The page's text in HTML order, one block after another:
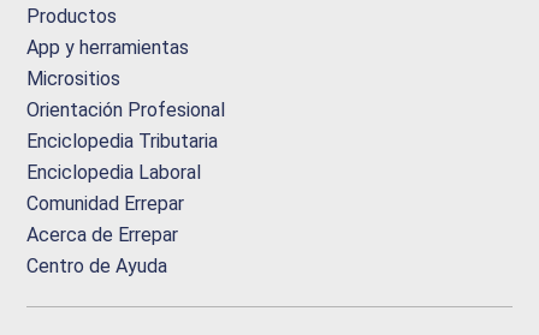
Productos
App y herramientas
Micrositios
Orientación Profesional
Enciclopedia Tributaria
Enciclopedia Laboral
Comunidad Errepar
Acerca de Errepar
Centro de Ayuda